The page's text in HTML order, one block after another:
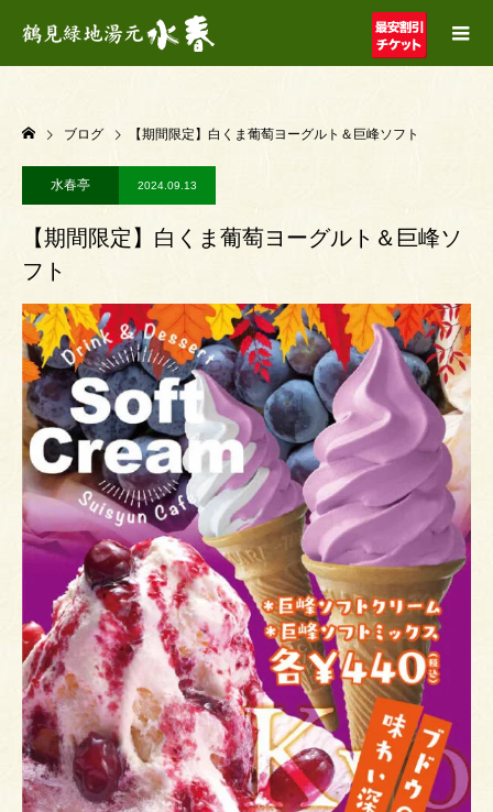
ブログ 【期間限定】白くま葡萄ヨーグルト＆巨峰ソフト
水春亭 2024.09.13
【期間限定】白くま葡萄ヨーグルト＆巨峰ソ
フト